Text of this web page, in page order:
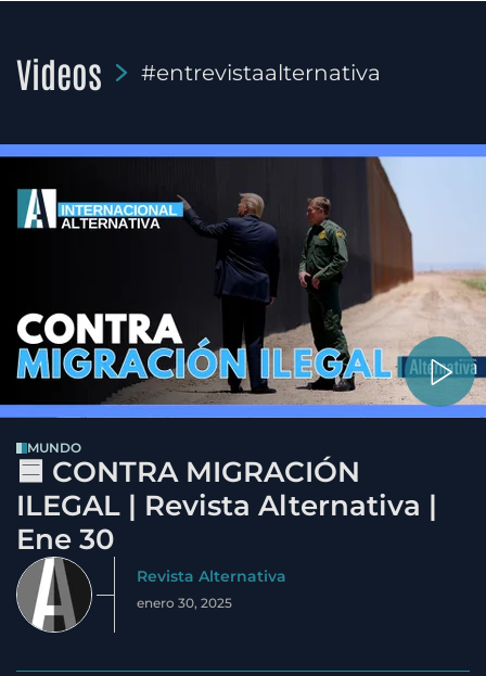
Videos #entrevistaalternativa
MUNDO
🟦 CONTRA MIGRACIÓN
ILEGAL | Revista Alternativa |
Ene 30
Revista Alternativa
enero 30, 2025